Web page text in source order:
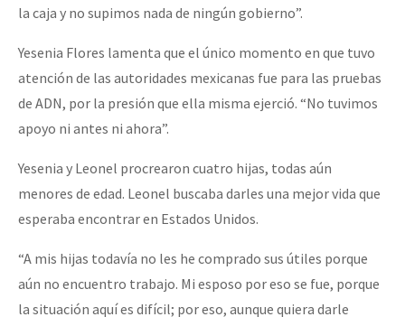
la caja y no supimos nada de ningún gobierno”.
Yesenia Flores lamenta que el único momento en que tuvo
atención de las autoridades mexicanas fue para las pruebas
de ADN, por la presión que ella misma ejerció. “No tuvimos
apoyo ni antes ni ahora”.
Yesenia y Leonel procrearon cuatro hijas, todas aún
menores de edad. Leonel buscaba darles una mejor vida que
esperaba encontrar en Estados Unidos.
“A mis hijas todavía no les he comprado sus útiles porque
aún no encuentro trabajo. Mi esposo por eso se fue, porque
la situación aquí es difícil; por eso, aunque quiera darle